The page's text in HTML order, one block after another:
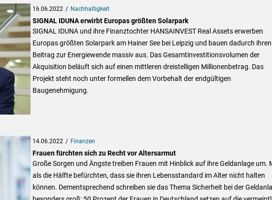
16.06.2022 Nachhaltigkeit
SIGNAL IDUNA erwirbt Europas größten Solarpark
SIGNAL IDUNA und ihre Finanztochter HANSAINVEST Real Assets erwerben
Europas größten Solarpark am Hainer See bei Leipzig und bauen dadurch ihren
Beitrag zur Energiewende massiv aus. Das Gesamtinvestitionsvolumen der
Akquisition beläuft sich auf einen mittleren dreistelligen Millionenbetrag. Das
Projekt steht noch unter formellen dem Vorbehalt der endgültigen
Baugenehmigung.
14.06.2022 Finanzen
Frauen fürchten sich zu Recht vor Altersarmut
Große Sorgen und Ängste treiben Frauen mit Hinblick auf ihre Geldanlage um.
als die Hälfte befürchten, dass sie ihren Lebensstandard im Alter nicht halten
können. Dementsprechend schreiben sie das Thema Sicherheit bei der